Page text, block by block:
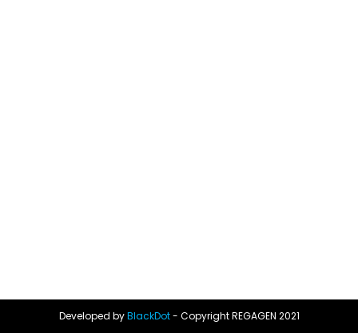
Developed byBlackDot- Copyright REGAGEN 2021